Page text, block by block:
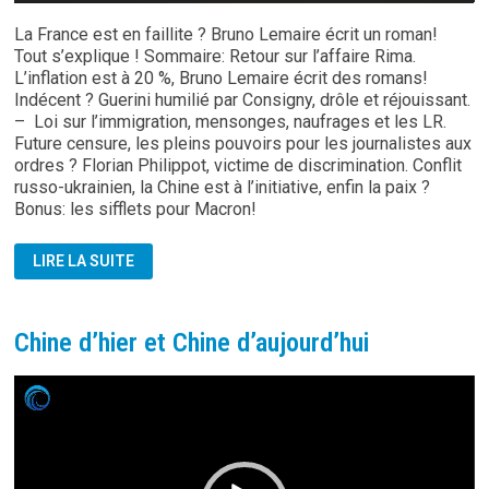
La France est en faillite ? Bruno Lemaire écrit un roman!
Tout s’explique ! Sommaire: Retour sur l’affaire Rima.
L’inflation est à 20 %, Bruno Lemaire écrit des romans!
Indécent ? Guerini humilié par Consigny, drôle et réjouissant.
– Loi sur l’immigration, mensonges, naufrages et les LR.
Future censure, les pleins pouvoirs pour les journalistes aux
ordres ? Florian Philippot, victime de discrimination. Conflit
russo-ukrainien, la Chine est à l’initiative, enfin la paix ?
Bonus: les sifflets pour Macron!
DRESLINCOURT:
JOURNAL
LIRE LA SUITE
Chine d’hier et Chine d’aujourd’hui
Lecteur
vidéo